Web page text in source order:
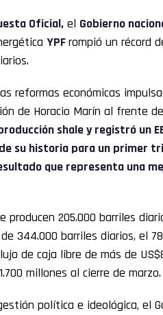
Oficial, el Gobierno
YPFrompió un récord
reformas económicas
de Horacio Marín al frente
shale y registró un
su historia para un primer
que representa una
producen 205.000 barriles
344.000 barriles diarios, el
de caja libre de más de
millones al cierre de marzo.
política e ideológica, el